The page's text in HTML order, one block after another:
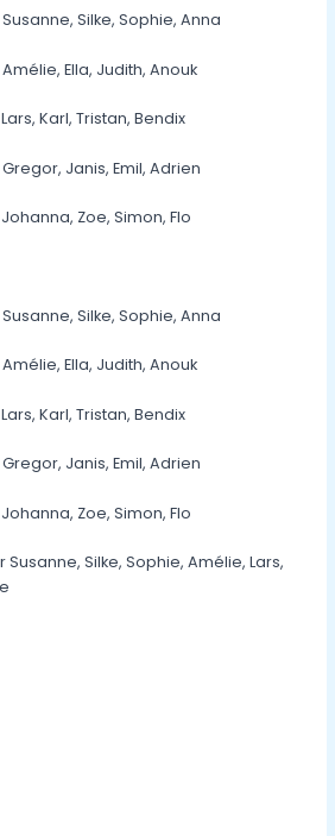
Silke, Sophie, Anna
Ella, Judith, Anouk
Karl, Tristan, Bendix
Janis, Emil, Adrien
Zoe, Simon, Flo
Silke, Sophie, Anna
Ella, Judith, Anouk
Karl, Tristan, Bendix
Janis, Emil, Adrien
Zoe, Simon, Flo
Silke, Sophie, Amélie, Lars,